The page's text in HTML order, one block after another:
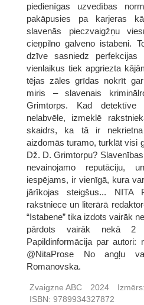
piedienīgas uzvedības
pakāpusies pa karjeras
slavenās pieczvaigžņu
cieņpilno galveno istabeni.
dzīve sasniedz perfekcijas
vienlaikus tiek apgriezta
tējas zāles grīdas nokrīt
miris – slavenais
Grimtorps. Kad detektīve
nelabvēle, izmeklē
skaidrs, ka tā ir nekrietna
aizdomās turamo, turklāt visi
Dž. D. Grimtorpu?
nevainojamo reputāciju,
iespējams, ir vienīgā, kura
jārīkojas steigšus... NITA
rakstniece un literārā
“Istabene” tika izdots vairāk
pārdots vairāk nekā 2
Papildinformācija par autori:
@NitaProse No angļu
Romanovska.
Zvaigzne ABC 2024 Izmērs:
ISBN: 9789934327872